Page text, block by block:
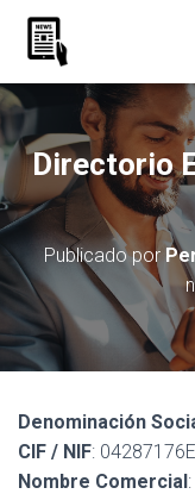
Directorio
Publicado por
Denominación
CIF / NIF: 04287176E
Nombre Comercial